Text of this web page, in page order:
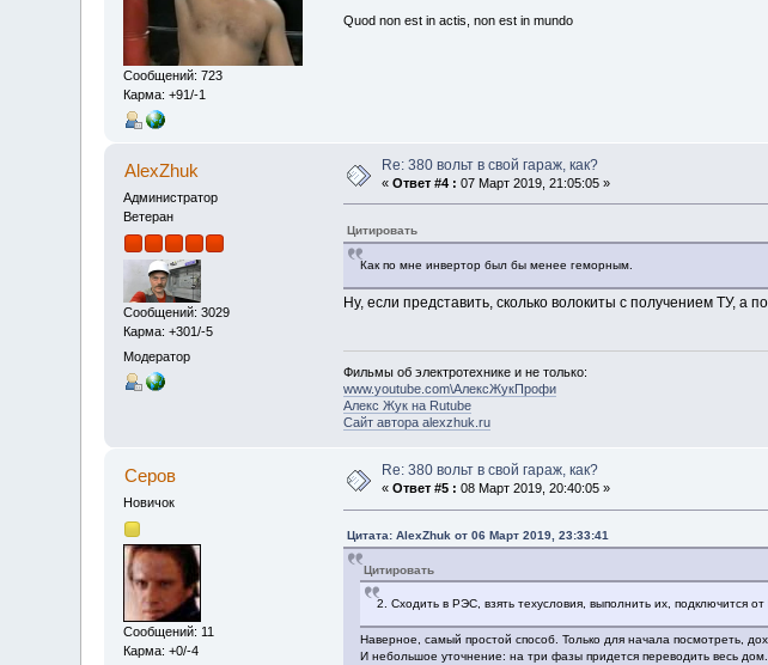
Сообщений: 723
Карма: +91/-1
Quod non est in actis, non est in mundo
AlexZhuk
Администратор
Ветеран
Сообщений: 3029
Карма: +301/-5
Модератор
Re: 380 вольт в свой гараж, как?
«Ответ #4 : 07 Март 2019, 21:05:05 »
Цитировать
Как по мне инвертор был бы менее геморным.
Ну, если представить, сколько волокиты с получением ТУ, а
Фильмы об электротехнике и не только:
www.youtube.com\АлексЖукПрофи
Алекс Жук на Rutube
Сайт автора alexzhuk.ru
Серов
Новичок
Сообщений: 11
Карма: +0/-4
Re: 380 вольт в свой гараж, как?
«Ответ #5 : 08 Март 2019, 20:40:05 »
Цитата: AlexZhuk от 06 Март 2019, 23:33:41
Цитировать
2. Сходить в РЭС, взять техусловия, выполнить их, подключится
Наверное, самый простой способ. Только для начала посмотреть,
И небольшое уточнение: на три фазы придется переводить весь